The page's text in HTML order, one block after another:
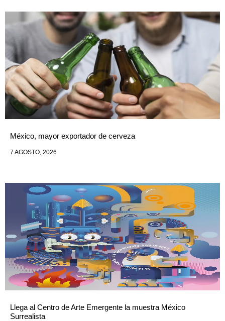
México, mayor exportador de cerveza
7 AGOSTO, 2026
Llega al Centro de Arte Emergente la muestra México
Surrealista